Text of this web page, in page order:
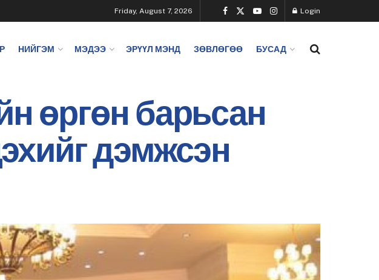
Friday, August 7, 2026 Login
НИЙГЭМ МЭДЭЭ ЭРҮҮЛ МЭНД ЗӨВЛӨГӨӨ БУСАД
өргөн барьсан
дэмжсэн